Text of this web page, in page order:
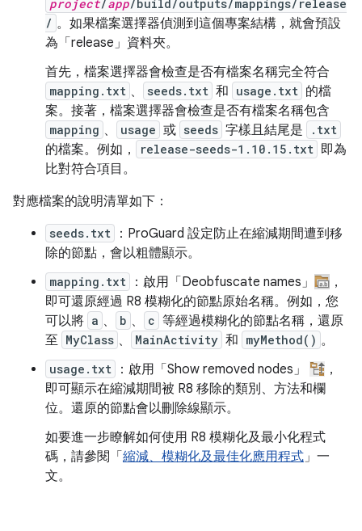
project/app/build/outputs/mappings/release
/ 。如果檔案選擇器偵測到這個專案結構，就會預設
為「release」 資料夾。
首先，檔案選擇器會檢查是否有檔案名稱完全符合
mapping.txt 、 seeds.txt 和 usage.txt 的檔
案。接著，檔案選擇器會檢查是否有檔案名稱包含
mapping 、 usage 或 seeds 字樣且結尾是 .txt
的檔案。例如， release-seeds-1.10.15.txt 即為
比對符合項目。
對應檔案的說明清單如下：
seeds.txt
：ProGuard 設定防止在縮減期間遭到移
除的節點，會以粗體顯示。
mapping.txt ：啟用「Deobfuscate names」
，
即可還原經過 R8 模糊化的節點原始名稱。例如，您
可以將 a 、 b 、 c 等經過模糊化的節點名稱，還原
至 MyClass 、 MainActivity 和 myMethod() 。
usage.txt ：啟用「Show removed nodes」
，
即可顯示在縮減期間被 R8 移除的類別、方法和欄
位。還原的節點會以刪除線顯示。
如要進一步瞭解如何使用 R8 模糊化及最小化程式
碼，請參閱「 縮減、模糊化及最佳化應用程式」一
文。